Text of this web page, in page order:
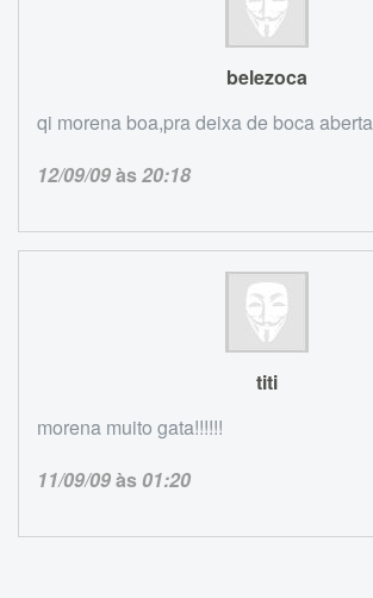
belezoca
qi morena boa,pra deixa de boca aberta
12/09/09às20:18
titi
morena muito gata!!!!!!
11/09/09às01:20